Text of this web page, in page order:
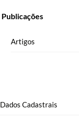
Publicações
Artigos
Dados Cadastrais